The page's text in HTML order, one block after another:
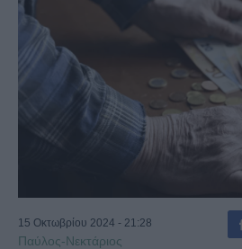
15 Οκτωβρίου 2024 - 21:28
Παύλος-Νεκτάριος